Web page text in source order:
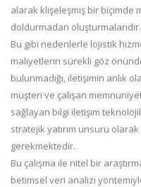
alarak klişeleşmiş bir biçimde
doldurmadan oluşturmalarıdır.
Bu gibi nedenlerle lojistik
maliyetlerin sürekli göz
bulunmadığı, iletişimin anlık
müşteri ve çalışan
sağlayan bilgi iletişim
stratejik yatırım unsuru
gerekmektedir.
Bu çalışma ile nitel bir
betimsel veri analizi